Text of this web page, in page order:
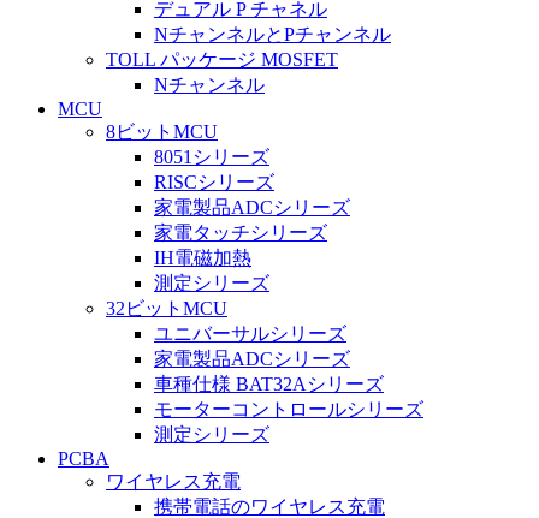
デュアル P チャネル
NチャンネルとPチャンネル
TOLL パッケージ MOSFET
Nチャンネル
MCU
8ビットMCU
8051シリーズ
RISCシリーズ
家電製品ADCシリーズ
家電タッチシリーズ
IH電磁加熱
測定シリーズ
32ビットMCU
ユニバーサルシリーズ
家電製品ADCシリーズ
車種仕様 BAT32Aシリーズ
モーターコントロールシリーズ
測定シリーズ
PCBA
ワイヤレス充電
携帯電話のワイヤレス充電